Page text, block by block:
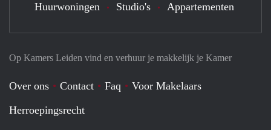
Op Kamers Leiden vind en verhuur je makkelijk je Kamer
Over ons Contact Faq
Voor Makelaars
Herroepingsrecht
Huurwoningen Studio's Appartementen